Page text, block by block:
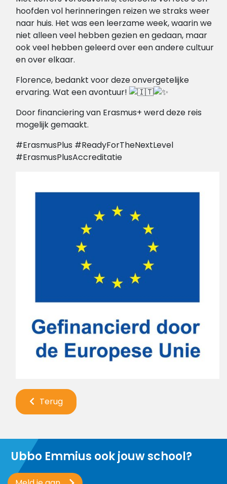
hoofden vol herinneringen reizen we straks weer
naar huis. Het was een leerzame week, waarin we
niet alleen veel hebben gezien en gedaan, maar
ook veel hebben geleerd over een andere cultuur
en over elkaar.
Florence, bedankt voor deze onvergetelijke
ervaring. Wat een avontuur!
Door financiering van Erasmus+ werd deze reis
mogelijk gemaakt.
#ErasmusPlus #ReadyForTheNextLevel
#ErasmusPlusAccreditatie
Terug
Ubbo Emmius ook jouw school?